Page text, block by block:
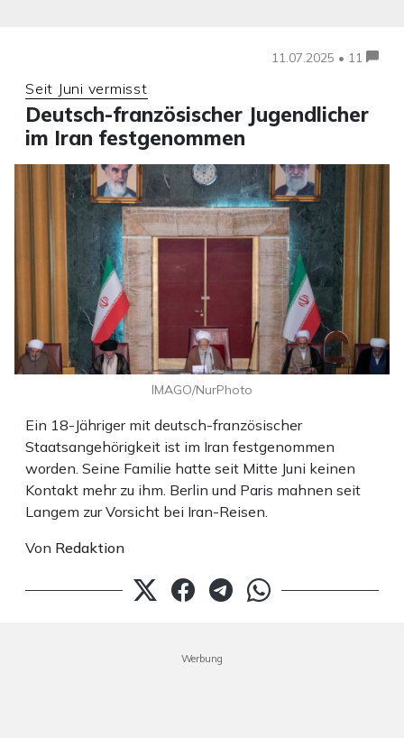
11.07.2025 • 11
Seit Juni vermisst
Deutsch-französischer Jugendlicher
im Iran festgenommen
Ein 18-Jähriger mit deutsch-französischer
Staatsangehörigkeit ist im Iran festgenommen
worden. Seine Familie hatte seit Mitte Juni keinen
Kontakt mehr zu ihm. Berlin und Paris mahnen seit
Langem zur Vorsicht bei Iran-Reisen.
Von Redaktion
IMAGO/NurPhoto
Werbung